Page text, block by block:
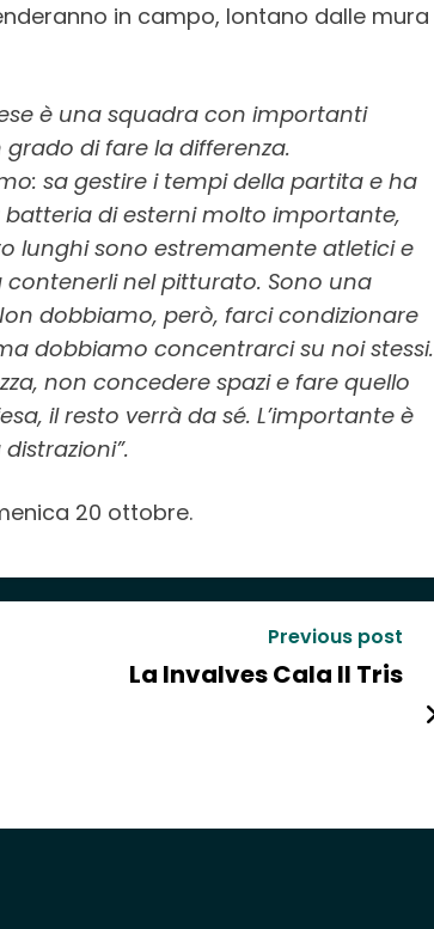
in campo, lontano dalle mura
è una squadra con importanti
di fare la differenza.
sa gestire i tempi della partita e ha
di esterni molto importante,
lunghi sono estremamente atletici e
nel pitturato. Sono una
dobbiamo, però, farci condizionare
dobbiamo concentrarci su noi stessi.
non concedere spazi e fare quello
il resto verrà da sé. L’importante è
20 ottobre.
Previous post
La Invalves Cala Il Tris